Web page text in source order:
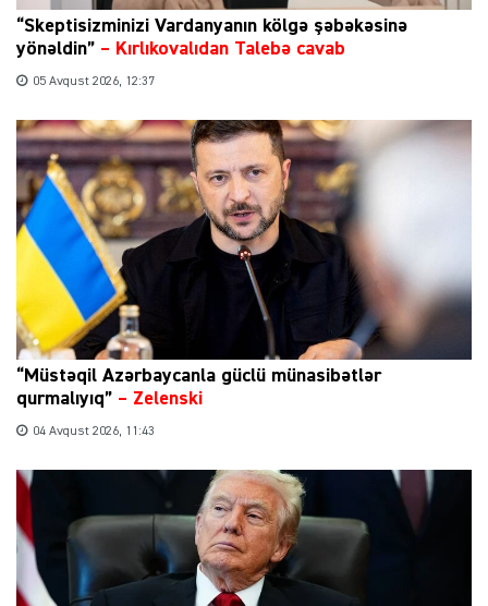
“Skeptisizminizi Vardanyanın kölgə şəbəkəsinə
yönəldin” – Kırlıkovalıdan Talebə cavab
05 Avqust 2026, 12:37
“Müstəqil Azərbaycanla güclü münasibətlər
qurmalıyıq” – Zelenski
04 Avqust 2026, 11:43